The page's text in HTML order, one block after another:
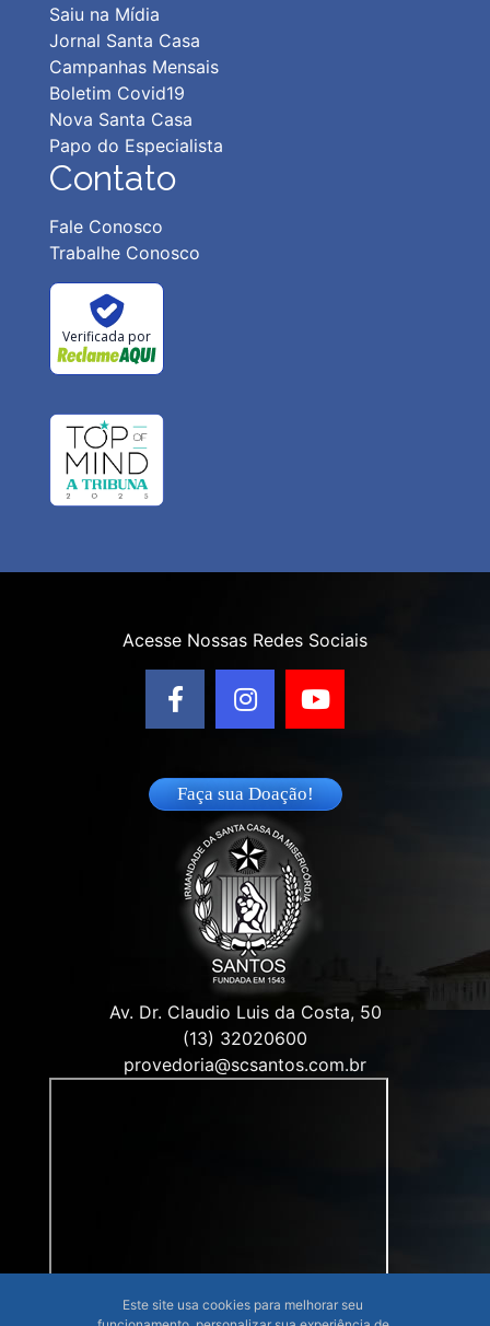
Saiu na Mídia
Jornal Santa Casa
Campanhas Mensais
Boletim Covid19
Nova Santa Casa
Papo do Especialista
Contato
Fale Conosco
Trabalhe Conosco
Verificada por
Acesse Nossas Redes Sociais
Faça sua Doação!
Av. Dr. Claudio Luis da Costa, 50
(13) 32020600
provedoria@scsantos.com.br
Este site usa cookies para melhorar seu